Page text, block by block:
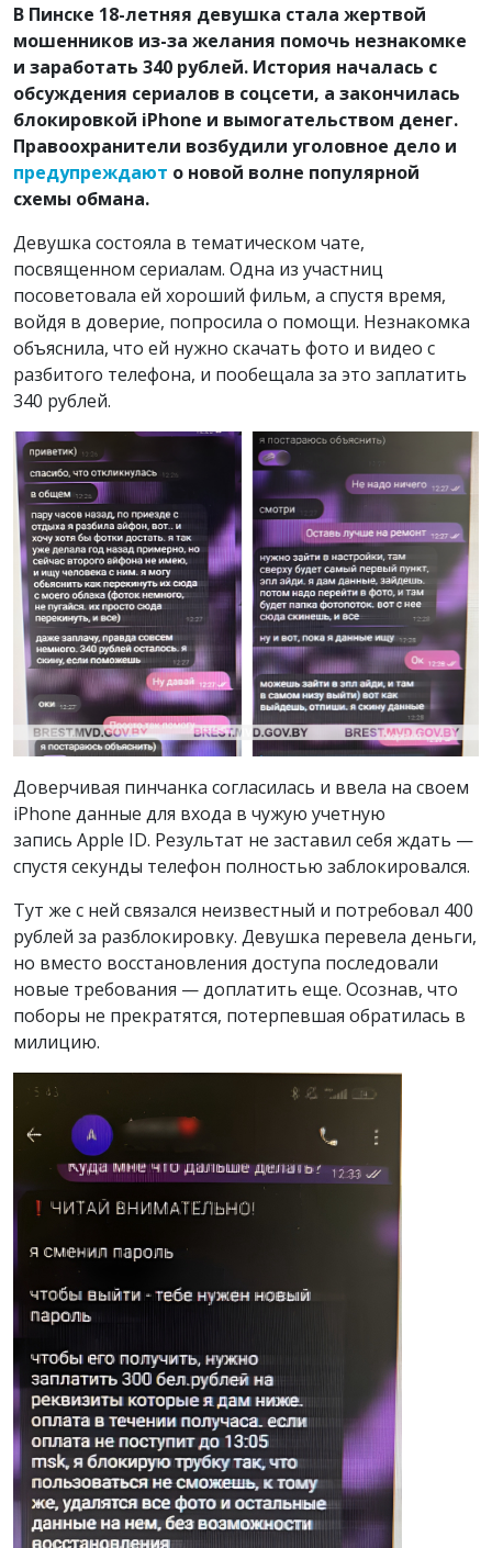
В Пинске 18-летняя девушка стала жертвой
мошенников из-за желания помочь незнакомке
и заработать 340 рублей. История началась с
обсуждения сериалов в соцсети, а закончилась
блокировкой iPhone и вымогательством денег.
Правоохранители возбудили уголовное дело и
предупреждают о новой волне популярной
схемы обмана.
Девушка состояла в тематическом чате,
посвященном сериалам. Одна из участниц
посоветовала ей хороший фильм, а спустя время,
войдя в доверие, попросила о помощи. Незнакомка
объяснила, что ей нужно скачать фото и видео с
разбитого телефона, и пообещала за это заплатить
340 рублей.
Доверчивая пинчанка согласилась и ввела на своем
iPhone данные для входа в чужую учетную
запись Apple ID. Результат не заставил себя ждать —
спустя секунды телефон полностью заблокировался.
Тут же с ней связался неизвестный и потребовал 400
рублей за разблокировку. Девушка перевела деньги,
но вместо восстановления доступа последовали
новые требования — доплатить еще. Осознав, что
поборы не прекратятся, потерпевшая обратилась в
милицию.